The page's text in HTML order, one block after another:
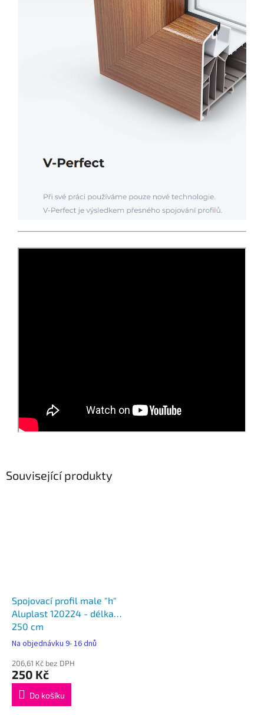
Související produkty
Spojovací profil male "h"
Aluplast 120224 - délka
250 cm
Na objednávku 9- 16 dnů
206,61 Kč bez DPH
250 Kč
Do košíku